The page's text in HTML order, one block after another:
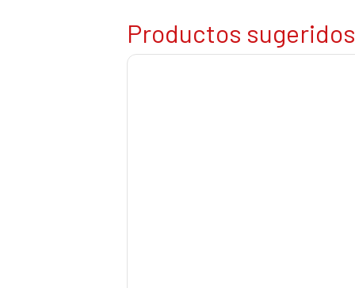
Productos sugeridos